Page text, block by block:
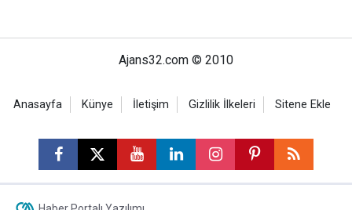
Ajans32.com © 2010
Anasayfa Künye İletişim Gizlilik İlkeleri Sitene Ekle